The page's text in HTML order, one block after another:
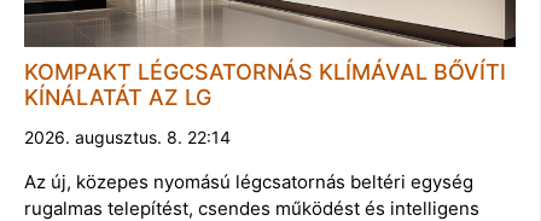
KOMPAKT LÉGCSATORNÁS KLÍMÁVAL BŐVÍTI
KÍNÁLATÁT AZ LG
2026. augusztus. 8. 22:14
Az új, közepes nyomású légcsatornás beltéri egység
rugalmas telepítést, csendes működést és intelligens